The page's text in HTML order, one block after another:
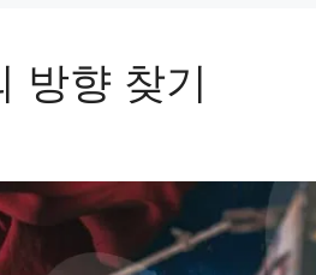
방향 찾기